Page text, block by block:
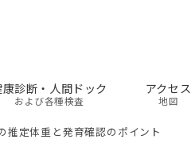
康診断・人間ドック
および各種検査
アクセス
地図
推定体重と発育確認のポイント